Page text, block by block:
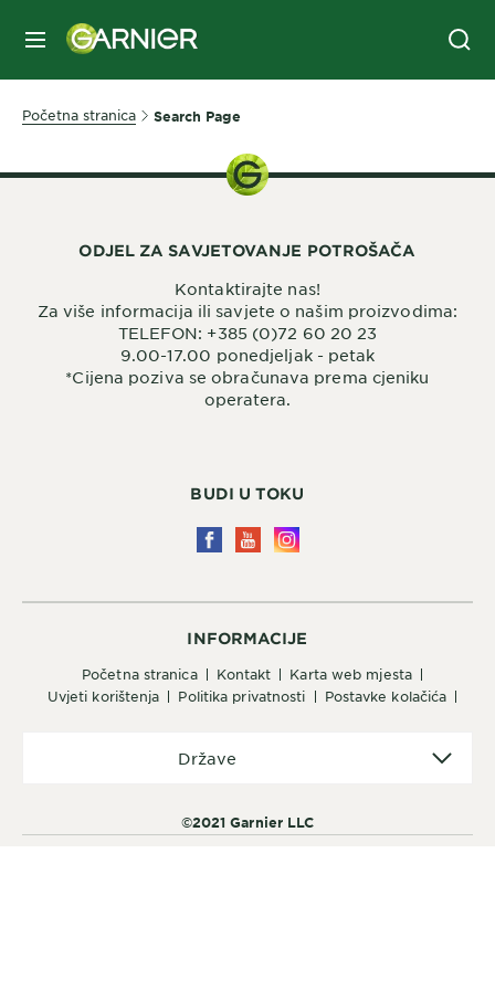
IZBORNIK
Početna stranica Search Page
INFORMACIJE
početna stranica kontakt
karta web mjesta
uvjeti korištenja
politika privatnosti postavke kolačića
©2021 Garnier LLC
Države
BUDI U TOKU
ODJEL ZA SAVJETOVANJE POTROŠAČA
Kontaktirajte nas!
Za više informacija ili savjete o našim proizvodima:
TELEFON: +385 (0)72 60 20 23
9.00-17.00 ponedjeljak - petak
*Cijena poziva se obračunava prema cjeniku
operatera.